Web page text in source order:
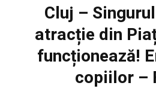
Cluj –
atracție din
funcționează!
copiilor –